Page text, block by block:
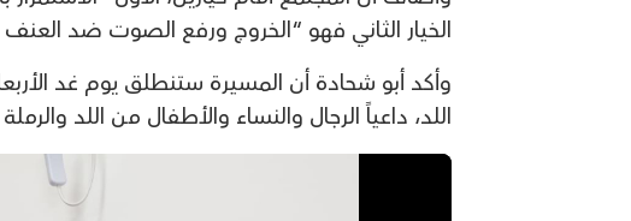
الخيار الثاني فهو “الخروج ورفع الصوت ضد العنف
وأكد أبو شحادة أن المسيرة ستنطلق يوم غد
اللد، داعياً الرجال والنساء والأطفال من اللد